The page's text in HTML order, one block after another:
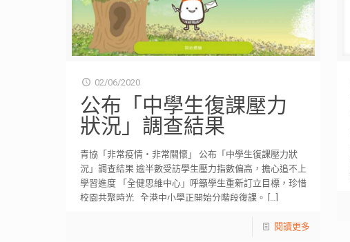
02/06/2020
公布「中學生復課壓力
狀況」調查結果
青協「非常疫情・非常關懷」 公布「中學生復課壓力狀
況」調查結果 逾半數受訪學生壓力指數偏高，擔心追不上
學習進度 「全健思維中心」呼籲學生重新訂立目標，珍惜
校園共聚時光 全港中小學正開始分階段復課。
[…]
閱讀更多